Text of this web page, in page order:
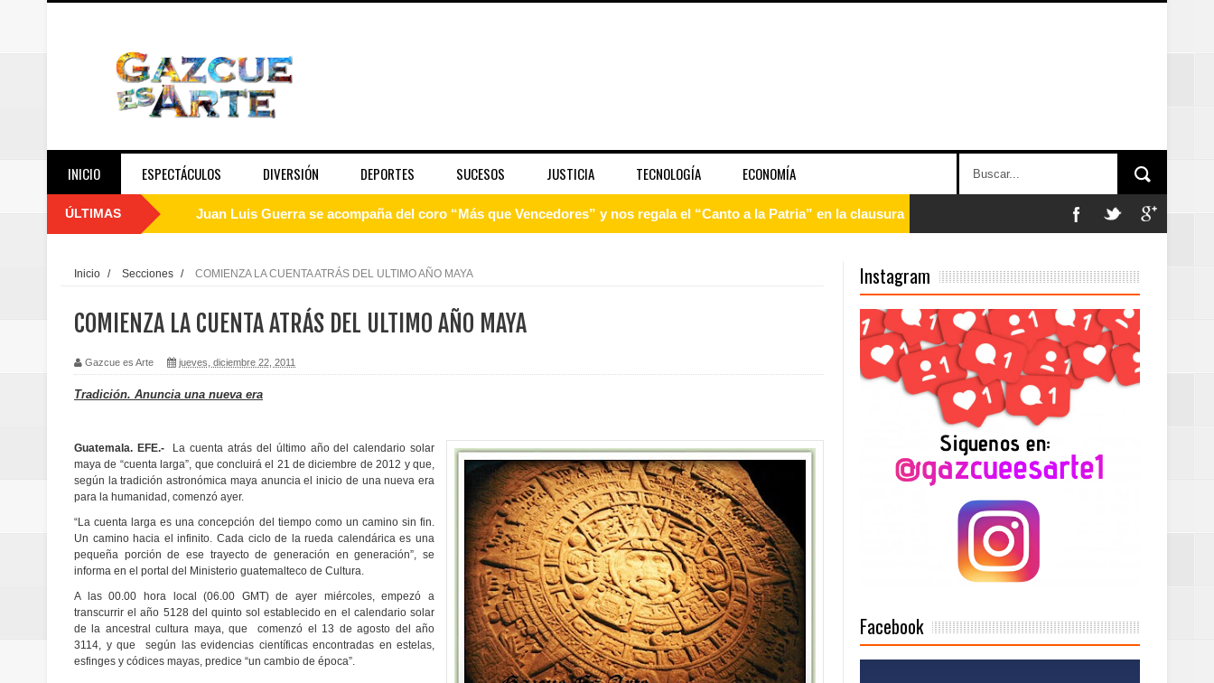
INICIO ESPECTÁCULOS DIVERSIÓN DEPORTES SUCESOS JUSTICIA TECNOLOGÍA ECONOMÍA
ÚLTIMAS Juan Luis Guerra se acompaña del coro “Más que Vencedores” y nos regala el “Canto a la Patria” en la clausura
Embajada dominicana en Francia y Banreservas lanzan convocatoria para residencias artísticas en París
Pavel Núñez y su Bipolarband deslumbran con una noche de fusiones e invitados de lujo en el Hard Rock Café
“Los Rechazados 2” llega a los cines impulsada por la franquicia dominicana más taquillera del 2025
Designan a Angelina Biviana Riveiro como vicepresidenta ejecutiva de Fiduciaria Reservas
Humano Seguros inaugura nueva localidad de Oficina Regional Este en La Romana
Banreservas destina RD$5,000 millones para emprendedoras en la segunda edición del Summit Mujer Pymes
Sexappeal celebra 25 años de trayectoria artística con nuevo álbum, renovación de su equipo y conciertos
conmemorativos
Inicio / Secciones / COMIENZA LA CUENTA ATRÁS DEL ULTIMO AÑO MAYA
COMIENZA LA CUENTA ATRÁS DEL ULTIMO AÑO MAYA
Gazcue es Arte jueves, diciembre 22, 2011
Tradición. Anuncia una nueva era
Guatemala. EFE.-La cuenta atrás del último año del calendario solar
maya de “cuenta larga”, que concluirá el 21 de diciembre de 2012 y que,
según la tradición astronómica maya anuncia el inicio de una nueva era
para la humanidad, comenzó ayer.
“La cuenta larga es una concepción del tiempo como un camino sin fin.
Un camino hacia el infinito. Cada ciclo de la rueda calendárica es una
pequeña porción de ese trayecto de generación en generación”, se
informa en el portal del Ministerio guatemalteco de Cultura.
A las 00.00 hora local (06.00 GMT) de ayer miércoles, empezó a
transcurrir el año 5128 del quinto sol establecido en el calendario solar
de la ancestral cultura maya, que comenzó el 13 de agosto del año
3114, y que según las evidencias científicas encontradas en estelas,
esfinges y códices mayas, predice “un cambio de época”.
Instagram
Facebook